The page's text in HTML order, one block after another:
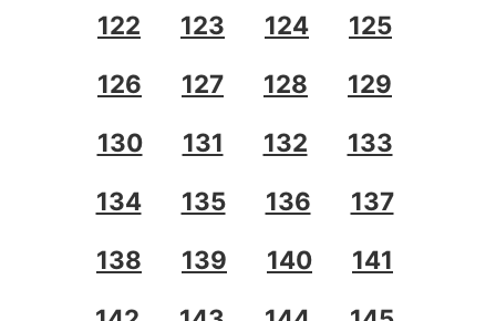
122
123 124
125
126
127 128
129
130
131 132
133
134
135 136
137
138
139 140
141